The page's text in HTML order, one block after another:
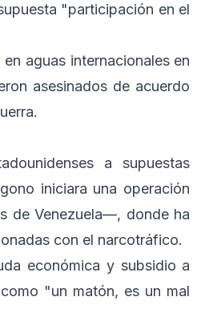
"participación en el
aguas internacionales en
asesinados de acuerdo
a supuestas
iniciara una operación
de Venezuela—, donde ha
con el narcotráfico.
económica y subsidio a
"un matón, es un mal